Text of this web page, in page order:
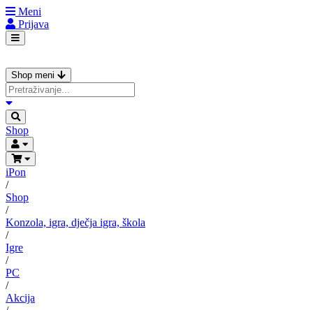
Meni
Prijava
Shop meni
Shop
iPon
/
Shop
/
Konzola, igra, dječja igra, škola
/
Igre
/
PC
/
Akcija